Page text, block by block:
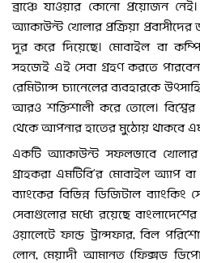
ব্রাঞ্চে যাওয়ার কোনো প্রয়োজন
অ্যাকাউন্ট খোলার প্রক্রিয়া
দূর করে দিয়েছে। মোবাইল বা
সহজেই এই সেবা গ্রহণ করতে
রেমিট্যান্স চ্যানেলের ব্যবহারকে
আরও শক্তিশালী করে তোলে।
থেকে আপনার হাতের মুঠোয় থাকবে
একটি অ্যাকাউন্ট সফলভাবে খোলার
গ্রাহকরা এমটিবি’র মোবাইল অ্যাপ বা
ব্যাংকের বিভিন্ন ডিজিটাল ব্যাংকিং
সেবাগুলোর মধ্যে রয়েছে
ওয়ালেটে ফান্ড ট্রান্সফার, বিল
লোন, মেয়াদী আমানত (ফিক্সড